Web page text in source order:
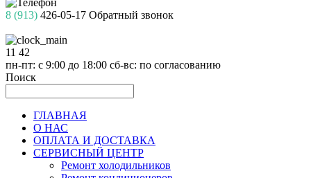
8 (913) 426-05-17 Обратный звонок
11 42
пн-пт: с 9:00 до 18:00 сб-вс: по согласованию
Поиск
ГЛАВНАЯ
О НАС
ОПЛАТА И ДОСТАВКА
СЕРВИСНЫЙ ЦЕНТР
Ремонт холодильников